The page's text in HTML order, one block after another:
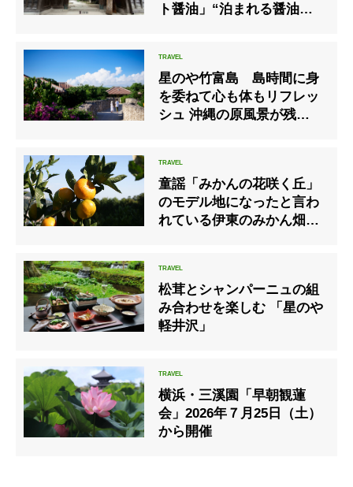
ト醤油」“泊まれる醤油蔵”
星のや竹富島 島時間に身
を委ねて心も体もリフレッ
シュ 沖縄の原風景が残る竹
童謡「みかんの花咲く丘」
のモデル地になったと言わ
れている伊東のみかん畑で
松茸とシャンパーニュの組
み合わせを楽しむ 「星のや
軽井沢」
横浜・三溪園「早朝観蓮
会」2026年７月25日（土）
から開催